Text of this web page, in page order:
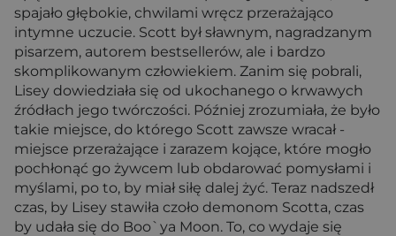
spajało głębokie, chwilami wręcz przerażająco
intymne uczucie. Scott był sławnym, nagradzanym
pisarzem, autorem bestsellerów, ale i bardzo
skomplikowanym człowiekiem. Zanim się pobrali,
Lisey dowiedziała się od ukochanego o krwawych
źródłach jego twórczości. Później zrozumiała, że było
takie miejsce, do którego Scott zawsze wracał -
miejsce przerażające i zarazem kojące, które mogło
pochłonąć go żywcem lub obdarować pomysłami i
myślami, po to, by miał siłę dalej żyć. Teraz nadszedł
czas, by Lisey stawiła czoło demonom Scotta, czas
by udała się do Boo`ya Moon. To, co wydaje się